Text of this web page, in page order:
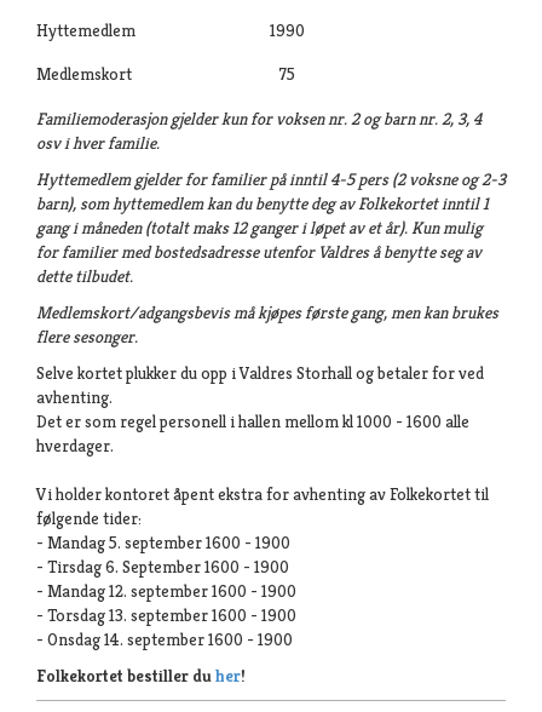
Hyttemedlem
1990
Medlemskort
75
Familiemoderasjon gjelder kun for voksen nr. 2 og barn nr. 2, 3, 4
osv i hver familie.
Hyttemedlem gjelder for familier på inntil 4-5 pers (2 voksne og 2-3
barn), som hyttemedlem kan du benytte deg av Folkekortet inntil 1
gang i måneden (totalt maks 12 ganger i løpet av et år). Kun mulig
for familier med bostedsadresse utenfor Valdres å benytte seg av
dette tilbudet.
Medlemskort/adgangsbevis må kjøpes første gang, men kan brukes
flere sesonger.
Selve kortet plukker du opp i Valdres Storhall og betaler for ved
avhenting.
Det er som regel personell i hallen mellom kl 1000 - 1600 alle
hverdager.
Vi holder kontoret åpent ekstra for avhenting av Folkekortet til
følgende tider:
- Mandag 5. september 1600 - 1900
- Tirsdag 6. September 1600 - 1900
- Mandag 12. september 1600 - 1900
- Torsdag 13. september 1600 - 1900
- Onsdag 14. september 1600 - 1900
Folkekortet bestiller duher!